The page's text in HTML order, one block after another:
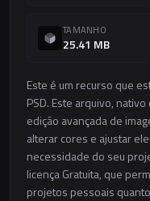
TAMANHO
25.41 MB
Este é um recurso que
PSD. Este arquivo,
edição avançada de
alterar cores e ajustar
necessidade do seu
licença Gratuita, que
projetos pessoais